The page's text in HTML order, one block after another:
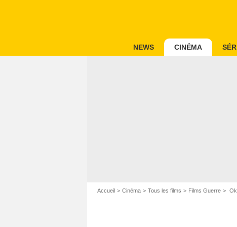
NEWS CINÉMA
Accueil Cinéma Tous les films Films Guerre